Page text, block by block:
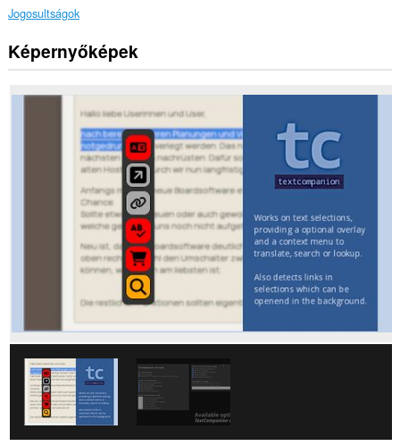
Jogosultságok
Ez
a
hozzáfér
Képernyőképek